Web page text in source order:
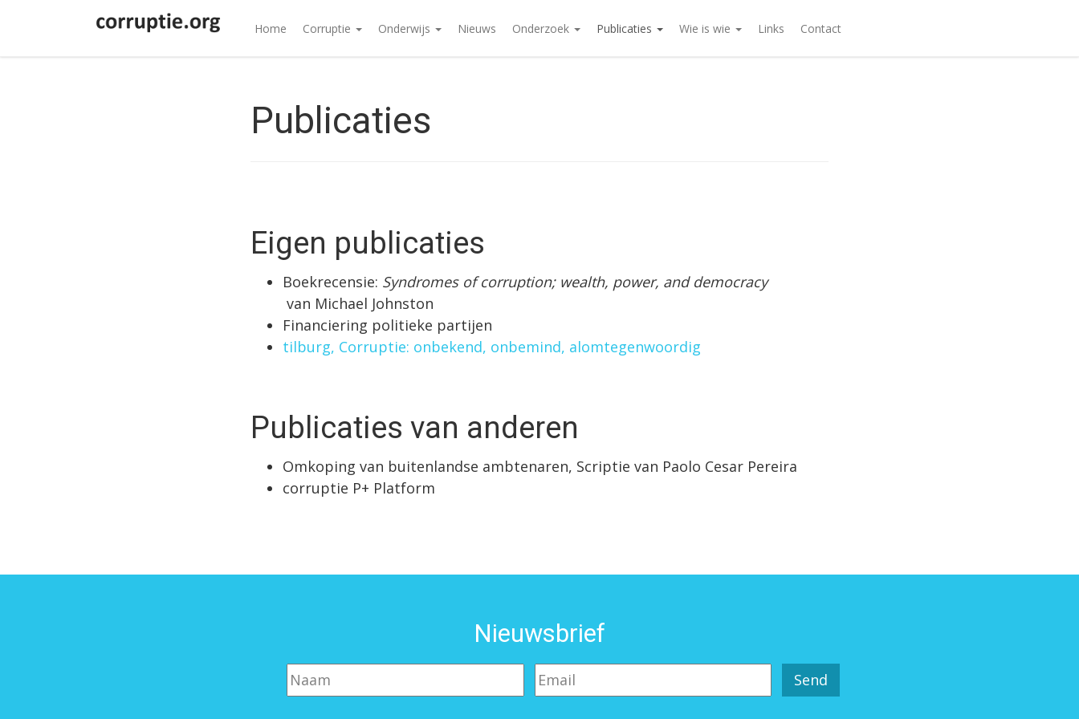
Home Corruptie Onderwijs Nieuws Onderzoek Publicaties Wie is wie Links Contact
Publicaties
Eigen publicaties
Boekrecensie: Syndromes of corruption; wealth, power, and democracy
van Michael Johnston
Financiering politieke partijen
tilburg, Corruptie: onbekend, onbemind, alomtegenwoordig
Publicaties van anderen
Omkoping van buitenlandse ambtenaren, Scriptie van Paolo Cesar Pereira
corruptie P+ Platform
Nieuwsbrief